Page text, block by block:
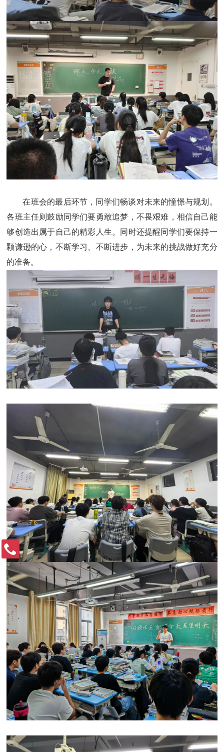
在班会的最后环节，同学们畅谈对未来的憧憬与规划。
各班主任则鼓励同学们要勇敢追梦，不畏艰难，相信自己能
够创造出属于自己的精彩人生。同时还提醒同学们要保持一
颗谦逊的心，不断学习、不断进步，为未来的挑战做好充分
的准备。